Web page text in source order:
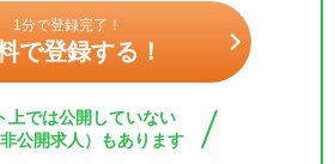
1分で登録完了！
で登録する！
上では公開していない
公開求人）もあります